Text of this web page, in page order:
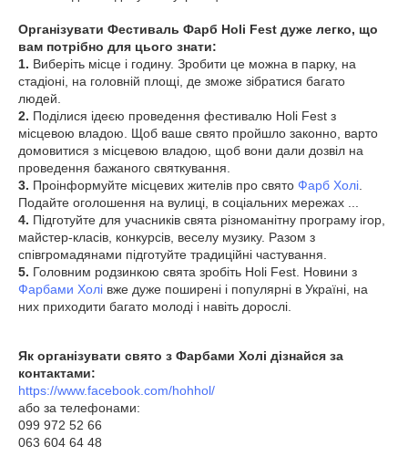
Організувати Фестиваль Фарб Holi Fest дуже легко, що
вам потрібно для цього знати:
1. Виберіть місце і годину. Зробити це можна в парку, на
стадіоні, на головній площі, де зможе зібратися багато
людей.
2. Поділися ідеєю проведення фестивалю Holi Fest з
місцевою владою. Щоб ваше свято пройшло законно, варто
домовитися з місцевою владою, щоб вони дали дозвіл на
проведення бажаного святкування.
3. Проінформуйте місцевих жителів про свято Фарб Холі
Подайте оголошення на вулиці, в соціальних мережах ...
4. Підготуйте для учасників свята різноманітну програму ігор,
майстер-класів, конкурсів, веселу музику. Разом з
співгромадянами підготуйте традиційні частування.
5. Головним родзинкою свята зробіть Holi Fest. Новини з
Фарбами Холі вже дуже поширені і популярні в Україні, на
них приходити багато молоді і навіть дорослі.
Як організувати свято з Фарбами Холі дізнайся за
контактами:
https://www.facebook.com/hohhol/
або за телефонами:
099 972 52 66
063 604 64 48